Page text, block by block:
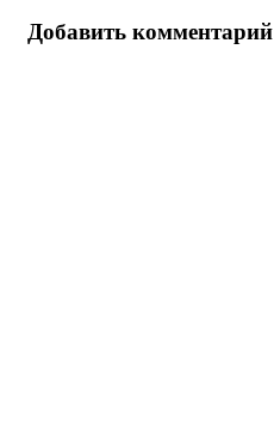
Добавить комментарий